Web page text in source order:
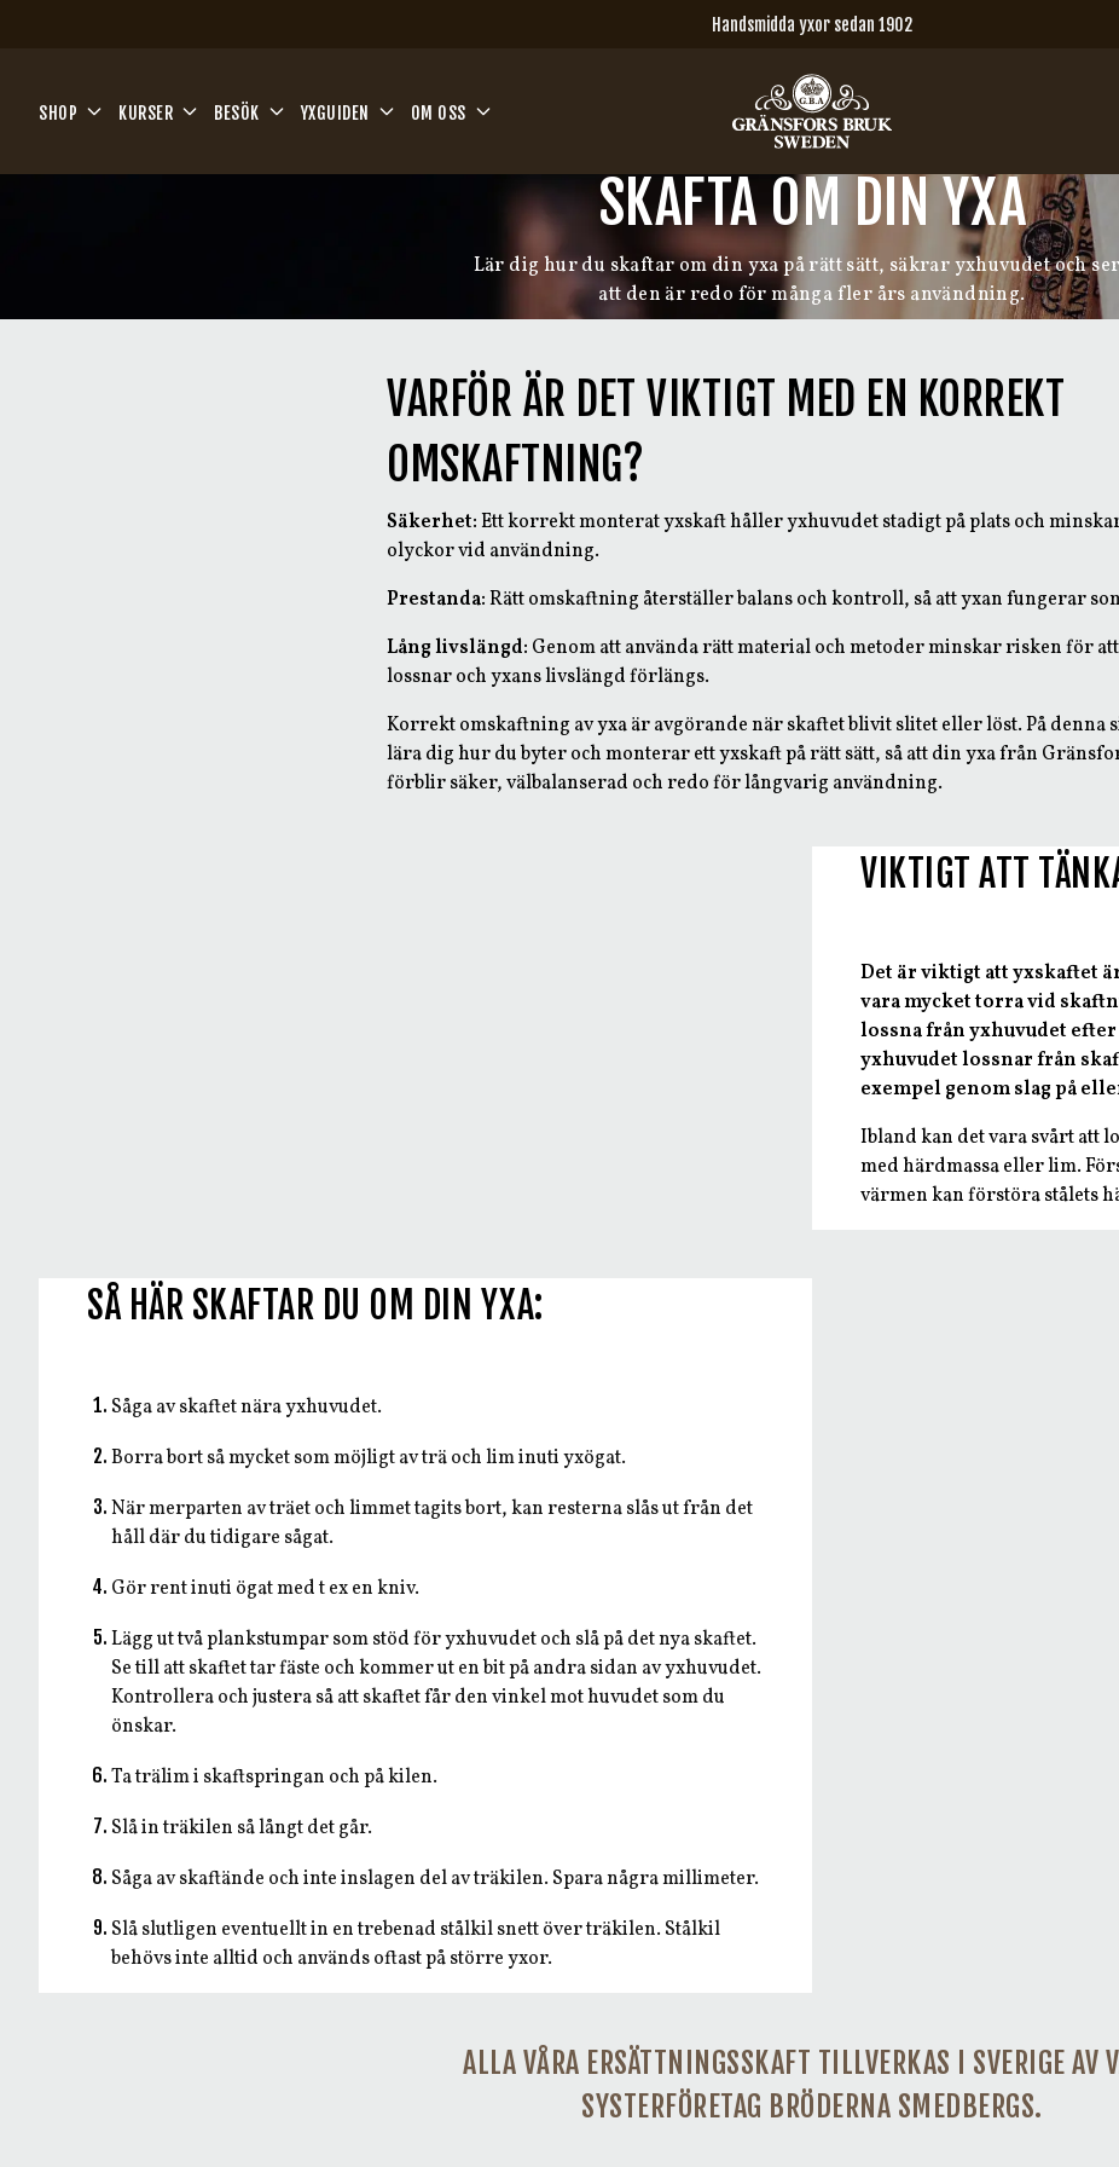
Handsmidda yxor sedan 1902
SHOP KURSER BESÖK YXGUIDEN OM OSS
SKAFTA OM DIN YXA
Lär dig hur du skaftar om din yxa på rätt sätt, säkrar yxhuvudet och
att den är redo för många fler års användning.
VARFÖR ÄR DET VIKTIGT MED EN KORREKT
OMSKAFTNING?
Säkerhet:Ett korrekt monterat yxskaft håller yxhuvudet stadigt på plats och
olyckor vid användning.
Prestanda:Rätt omskaftning återställer balans och kontroll, så att yxan fungerar
Lång livslängd: Genom att använda rätt material och metoder minskar risken för
lossnar och yxans livslängd förlängs.
Korrekt omskaftning av yxa är avgörande när skaftet blivit slitet eller löst. På denna
lära dig hur du byter och monterar ett yxskaft på rätt sätt, så att din yxa från
förblir säker, välbalanserad och redo för långvarig användning.
VIKTIGT ATT
Det är viktigt att yxskaftet
vara mycket torra vid
lossna från yxhuvudet
yxhuvudet lossnar från
exempel genom slag på
Ibland kan det vara svårt att
med härdmassa eller lim.
värmen kan förstöra stålets
SÅ HÄR SKAFTAR DU OM DIN YXA:
Såga av skaftet nära yxhuvudet.
Borra bort så mycket som möjligt av trä och lim inuti yxögat.
När merparten av träet och limmet tagits bort, kan resterna slås ut från det
håll där du tidigare sågat.
Gör rent inuti ögat med t ex en kniv.
Lägg ut två plankstumpar som stöd för yxhuvudet och slå på det nya skaftet.
Se till att skaftet tar fäste och kommer ut en bit på andra sidan av yxhuvudet.
Kontrollera och justera så att skaftet får den vinkel mot huvudet som du
önskar.
Ta trälim i skaftspringan och på kilen.
Slå in träkilen så långt det går.
Såga av skaftände och inte inslagen del av träkilen. Spara några millimeter.
Slå slutligen eventuellt in en trebenad stålkil snett över träkilen. Stålkil
behövs inte alltid och används oftast på större yxor.
ALLA VÅRA ERSÄTTNINGSSKAFT TILLVERKAS I SVERIGE AV
SYSTERFÖRETAG BRÖDERNA SMEDBERGS.